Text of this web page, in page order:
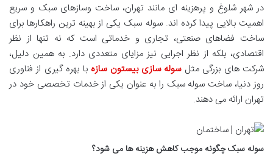
در شهر شلوغ و پرهزینه ای مانند تهران، ساخت وسازهای سبک و سریع
اهمیت بالایی پیدا کرده اند. سوله سبک یکی از بهینه ترین راهکارها برای
ساخت فضاهای صنعتی، تجاری و خدماتی است که نه تنها از نظر
اقتصادی، بلکه از نظر اجرایی نیز مزایای متعددی دارد. به همین دلیل،
شرکت های بزرگی مثلسوله سازی بیستون سازه با بهره گیری از فناوری
روز دنیا، ساخت سوله سبک را به عنوان یکی از خدمات تخصصی خود در
تهران ارائه می دهند.
سوله سبک چگونه موجب کاهش هزینه ها می شود؟